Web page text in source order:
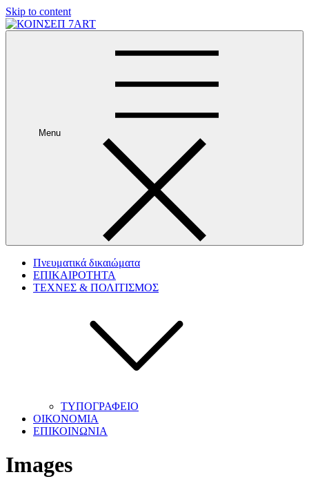
Skip to content
Menu
Πνευματικά δικαιώματα
ΕΠΙΚΑΙΡΟΤΗΤΑ
ΤΕΧΝΕΣ & ΠΟΛΙΤΙΣΜΟΣ
ΤΥΠΟΓΡΑΦΕΙΟ
ΟΙΚΟΝΟΜΙΑ
ΕΠΙΚΟΙΝΩΝΙΑ
Images